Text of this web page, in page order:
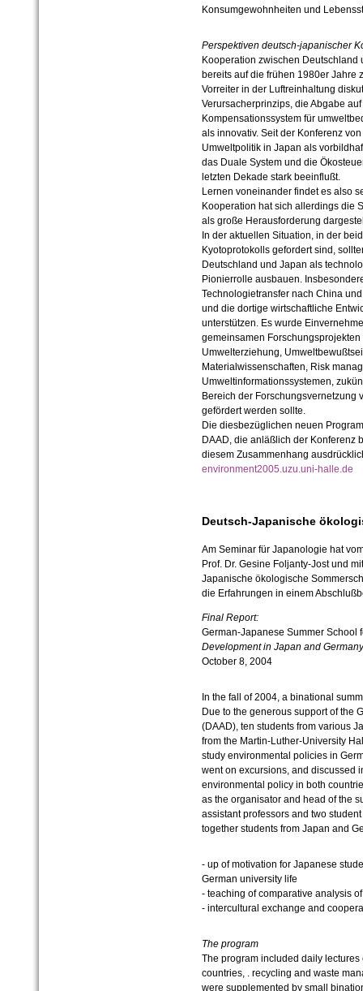
Konsumgewohnheiten und
Perspektiven deutsch-japanischer
Kooperation zwischen
bereits auf die frühen 1980er Jahre
Vorreiter in der Luftreinhaltung
Verursacherprinzips, die Abgabe
Kompensationssystem für
als innovativ. Seit der Konferenz
Umweltpolitik in Japan als
das Duale System und die
letzten Dekade stark beeinflußt.
Lernen voneinander findet es also
Kooperation hat sich allerdings die
als große Herausforderung
In der aktuellen Situation, in der
Kyotoprotokolls gefordert sind,
Deutschland und Japan als
Pionierrolle ausbauen.
Technologietransfer nach China
und die dortige wirtschaftliche
unterstützen. Es wurde
gemeinsamen
Umwelterziehung,
Materialwissenschaften, Risk
Umweltinformationssystemen,
Bereich der Forschungsvernetzung
gefördert werden sollte.
Die diesbezüglichen neuen
DAAD, die anläßlich der Konferenz
diesem Zusammenhang
environment2005.uzu.uni-halle.de
Deutsch-Japanische
Am Seminar für Japanologie hat
Prof. Dr. Gesine Foljanty-Jost und
Japanische ökologische
die Erfahrungen in einem
Final Report:
German-Japanese Summer School
Development in Japan and
October 8, 2004
In the fall of 2004, a binational
Due to the generous support of the
(DAAD), ten students from various
from the Martin-Luther-University
study environmental policies in
went on excursions, and discussed
environmental policy in both
as the organisator and head of the
assistant professors and two
together students from Japan and
- up of motivation for Japanese
German university life
- teaching of comparative analysis
- intercultural exchange and
The program
The program included daily
countries, . recycling and waste
were supplemented by small